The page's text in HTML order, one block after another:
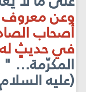
وعن معروف
أصحاب
في حديثٍ
المكرّمة... "
(عليه